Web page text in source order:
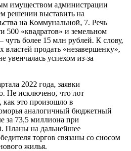
имуществом администрации
решении выставить на
на Коммунальной, 7. Речь
«квадратов» и земельном
чуть более 15 млн рублей. К слову,
властей продать «незавершенку»,
увенчалась успехом из-за
2022 года, заявки
Не исключено, что лот
это произошло в
аналогичный бюджетный
за 73,5 миллиона при
Планы на дальнейшее
торгов связаны со сносом
жилья.